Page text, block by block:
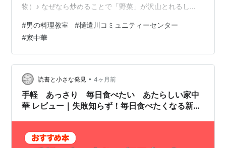
物）♪ なぜなら炒めることで「野菜」が沢山とれるし
ー源」♪ それに「ニンニク」や「ショウガ」が手軽にとれ
るし♪ 食材を切ったり、準備さえ終われば、あとは一気に
炒めるだけだし♪ 今日も全員が参加♪ そして作ったメニュ
ーはこちら♪ メインは「酸っぱい野菜炒め」 味付けは
「醤油」だけで最後に「米酢」を加えて味を絞める♪ それ
に「ふわふわ卵…
#男の料理教室 #樋遣川コミュニティーセンター
#家中華
読書と小さな発見 • 4ヶ月前
手軽 あっさり 毎日食べたい あたらしい家中
華 レビュー｜失敗知らず！毎日食べたくなる新感